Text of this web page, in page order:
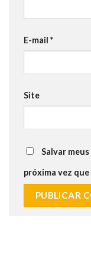
E-mail *
Site
Salvar
próxima vez